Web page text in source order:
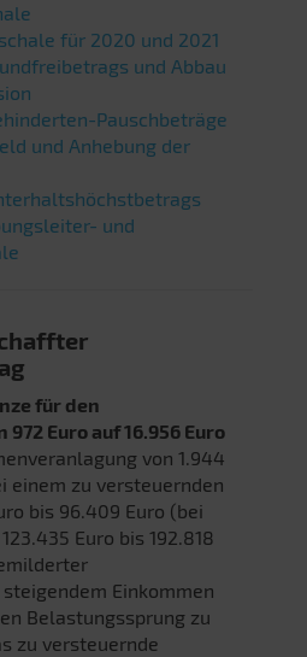
für 2020 und 2021
und Abbau
Pauschbeträge
und Anhebung der
und
für den
Euro auf 16.956 Euro
von 1.944
einem zu versteuernden
bis 96.409 Euro (bei
Euro bis 192.818
Einkommen
Belastungssprung zu
zu versteuernde